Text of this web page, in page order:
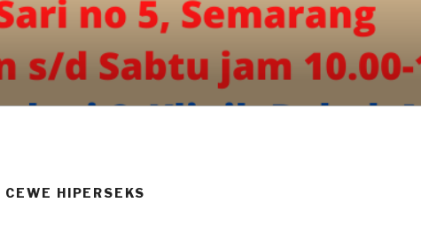
CEWE HIPERSEKS